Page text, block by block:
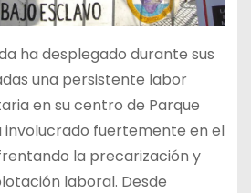
ha desplegado durante sus
una persistente labor
en su centro de Parque
involucrado fuertemente en el
la precarización y
laboral. Desde